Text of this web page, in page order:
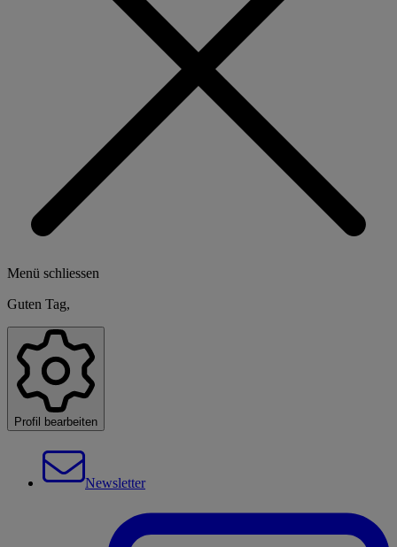
Menü schliessen
Guten Tag,
Profil bearbeiten
Newsletter